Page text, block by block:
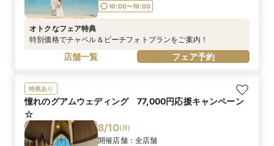
10:00〜19:00
オトクなフェア特典
特別価格でチャペル＆ビーチフォトプランをご案内！
店舗一覧 フェア予約
特典あり
憧れのグアムウェディング 77,000円応援キャンペーン
☆
8/10(月)
開催店舗： 全店舗